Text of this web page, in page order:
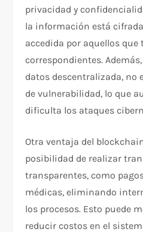
privacidad y
la información está
accedida por aquellos que
correspondientes.
datos descentralizada, no
de vulnerabilidad, lo que
dificulta los ataques
Otra ventaja del
posibilidad de realizar
transparentes, como
médicas, eliminando
los procesos. Esto puede
reducir costos en el